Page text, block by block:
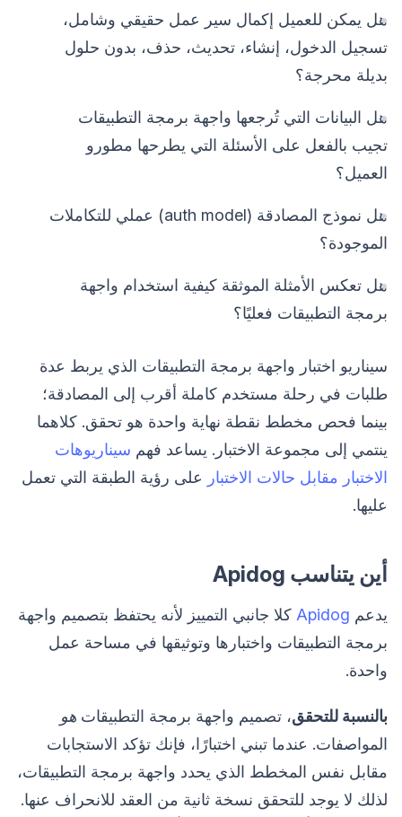
هل يمكن للعميل إكمال سير عمل حقيقي وشامل،
تسجيل الدخول، إنشاء، تحديث، حذف، بدون حلول
بديلة محرجة؟
هل البيانات التي تُرجعها واجهة برمجة التطبيقات
تجيب بالفعل على الأسئلة التي يطرحها مطورو
العميل؟
هل نموذج المصادقة (auth model) عملي للتكاملات
الموجودة؟
هل تعكس الأمثلة الموثقة كيفية استخدام واجهة
برمجة التطبيقات فعليًا؟
سيناريو اختبار واجهة برمجة التطبيقات الذي يربط عدة
طلبات في رحلة مستخدم كاملة أقرب إلى المصادقة؛
بينما فحص مخطط نقطة نهاية واحدة هو تحقق. كلاهما
ينتمي إلى مجموعة الاختبار. يساعد فهم سيناريوهات
الاختبار مقابل حالات الاختبار على رؤية الطبقة التي تعمل
عليها.
أين يتناسب Apidog
يدعم Apidog كلا جانبي التمييز لأنه يحتفظ بتصميم واجهة
برمجة التطبيقات واختبارها وتوثيقها في مساحة عمل
واحدة.
بالنسبة للتحقق، تصميم واجهة برمجة التطبيقات هو
المواصفات. عندما تبني اختبارًا، فإنك تؤكد الاستجابات
مقابل نفس المخطط الذي يحدد واجهة برمجة التطبيقات،
لذلك لا يوجد للتحقق نسخة ثانية من العقد للانحراف عنها.